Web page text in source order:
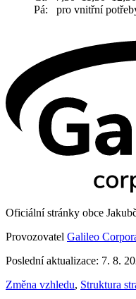
Pá: pro vnitřní
Oficiální stránky obce
Provozovatel Galileo
Poslední aktualizace: 7. 8.
Změna vzhledu, Struktura